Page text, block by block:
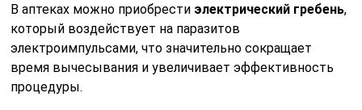
В аптеках можно приобрести электрический гребень,
который воздействует на паразитов
электроимпульсами, что значительно сокращает
время вычесывания и увеличивает эффективность
процедуры.